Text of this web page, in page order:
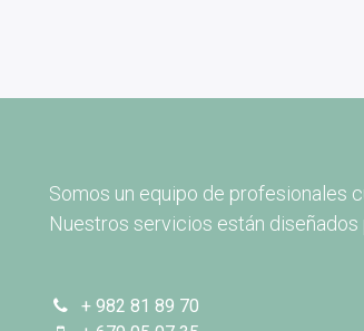
Somos un equipo de profesionales
Nuestros servicios están
+ 982 81 89 70